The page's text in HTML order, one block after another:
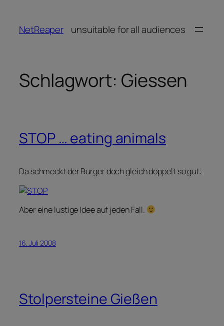
springen
NetReaper unsuitable for all audiences
Schlagwort: Giessen
STOP … eating animals
Da schmeckt der Burger doch gleich doppelt so gut:
Aber eine lustige Idee auf jeden Fall.
16. Juli 2008
Stolpersteine Gießen